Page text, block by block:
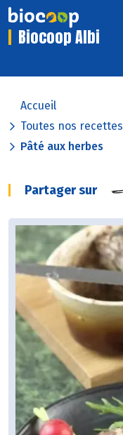
Biocoop Albi
Accueil
Toutes nos recettes
Pâté aux herbes
Partager sur